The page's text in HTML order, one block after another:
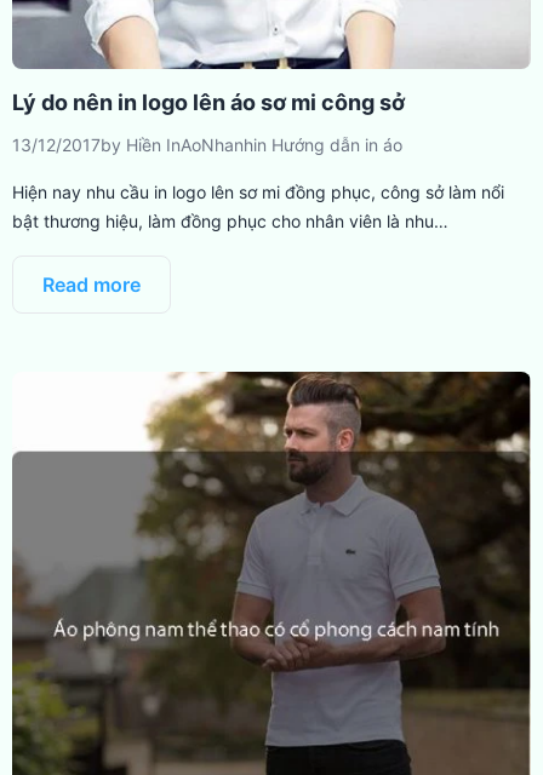
Lý do nên in logo lên áo sơ mi công sở
13/12/2017by Hiền InAoNhanhin Hướng dẫn in áo
Hiện nay nhu cầu in logo lên sơ mi đồng phục, công sở làm nổi
bật thương hiệu, làm đồng phục cho nhân viên là nhu…
Read more